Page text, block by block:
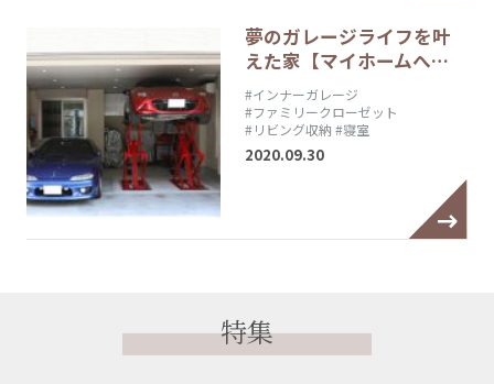
夢のガレージライフを叶
えた家【マイホームへ…
#インナーガレージ
#ファミリークローゼット
#リビング収納 #寝室
2020.09.30
特集